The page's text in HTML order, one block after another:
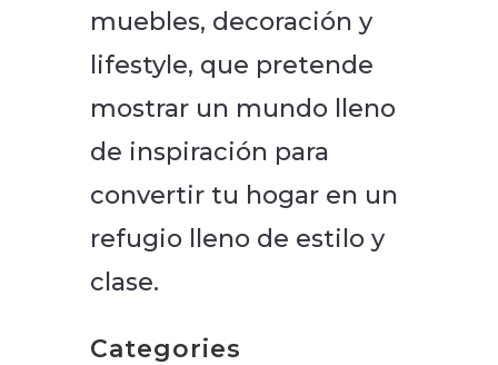
muebles, decoración y
lifestyle, que pretende
mostrar un mundo lleno
de inspiración para
convertir tu hogar en un
refugio lleno de estilo y
clase.
Categories